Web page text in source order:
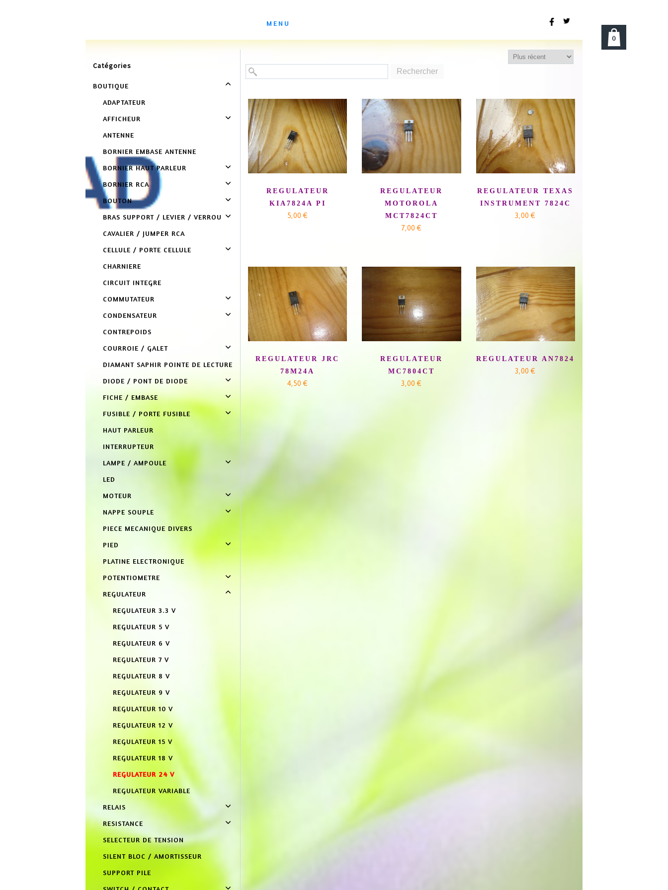
LES ATELIERS DE SOLEDAD
MENU
Catégories
BOUTIQUE
ADAPTATEUR
AFFICHEUR
ANTENNE
BORNIER EMBASE ANTENNE
BORNIER HAUT PARLEUR
BORNIER RCA
BOUTON
BRAS SUPPORT / LEVIER / VERROU
CAVALIER / JUMPER RCA
CELLULE / PORTE CELLULE
CHARNIERE
CIRCUIT INTEGRE
COMMUTATEUR
CONDENSATEUR
CONTREPOIDS
COURROIE / GALET
DIAMANT SAPHIR POINTE DE LECTURE
DIODE / PONT DE DIODE
FICHE / EMBASE
FUSIBLE / PORTE FUSIBLE
HAUT PARLEUR
INTERRUPTEUR
LAMPE / AMPOULE
LED
MOTEUR
NAPPE SOUPLE
PIECE MECANIQUE DIVERS
PIED
PLATINE ELECTRONIQUE
POTENTIOMETRE
REGULATEUR
REGULATEUR 3.3 V
REGULATEUR 5 V
REGULATEUR 6 V
REGULATEUR 7 V
REGULATEUR 8 V
REGULATEUR 9 V
REGULATEUR 10 V
REGULATEUR 12 V
REGULATEUR 15 V
REGULATEUR 18 V
REGULATEUR 24 V
REGULATEUR VARIABLE
RELAIS
RESISTANCE
SELECTEUR DE TENSION
SILENT BLOC / AMORTISSEUR
SUPPORT PILE
Rechercher
REGULATEUR
KIA7824A PI
5,00 €
REGULATEUR
MOTOROLA
MCT7824CT
7,00 €
REGULATEUR TEXAS
INSTRUMENT 7824C
3,00 €
REGULATEUR JRC
78M24A
4,50 €
REGULATEUR
MC7804CT
3,00 €
REGULATEUR AN7824
3,00 €
0